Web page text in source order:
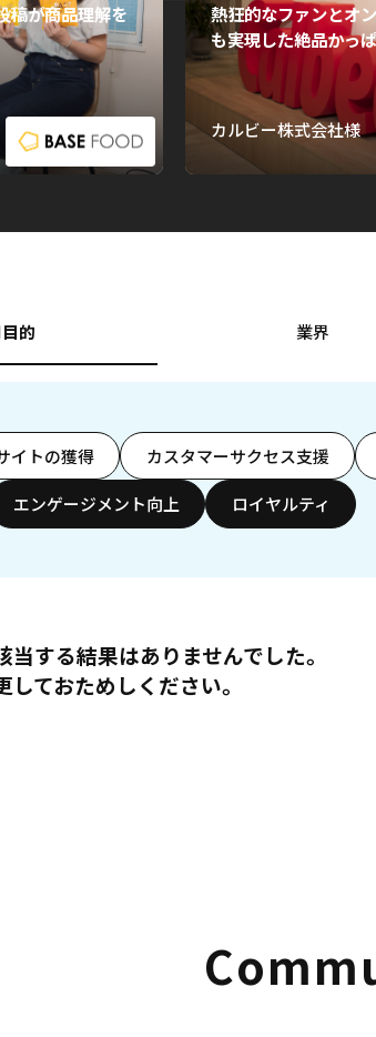
稿が商品理解を
熱狂的なファンとオ
も実現した絶品かっ
カルビー株式会社様
的 業界
イトの獲得 カスタマーサクセス支援
エンゲージメント向上 ロイヤルティ
する結果はありませんでした。
ておためしください。